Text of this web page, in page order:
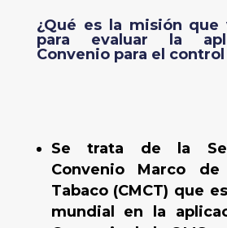
¿Qué es la misión
para evaluar la
Convenio para el
Se trata de la
Convenio Marco
Tabaco (CMCT) que
mundial en la